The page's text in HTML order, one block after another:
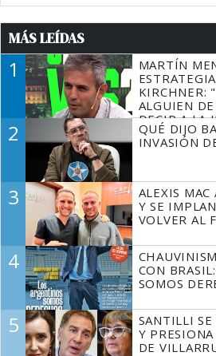
MÁS LEÍDAS
1
MARTÍN
KIRCHNER:
ALGUIEN
DECIR A LA
TIENE QUE
2
QUÉ DIJO
INVASIÓN
3
ALEXIS
Y SE
VOLVER AL
4
CON
SOMOS
5
SANTILLI
Y
DE